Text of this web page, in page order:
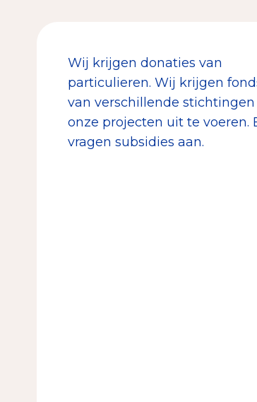
Wij krijgen donaties van
particulieren. Wij krijgen
van verschillende stichtingen
onze projecten uit te voeren.
vragen subsidies aan.